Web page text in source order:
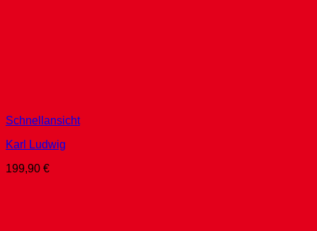
Schnellansicht
Karl Ludwig
199,90 €